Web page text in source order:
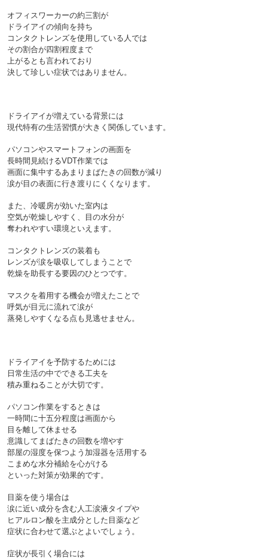
オフィスワーカーの約三割が
ドライアイの傾向を持ち
コンタクトレンズを使用している人では
その割合が四割程度まで
上がるとも言われており
決して珍しい症状ではありません。
ドライアイが増えている背景には
現代特有の生活習慣が大きく関係しています。
パソコンやスマートフォンの画面を
長時間見続けるVDT作業では
画面に集中するあまりまばたきの回数が減り
涙が目の表面に行き渡りにくくなります。
また、冷暖房が効いた室内は
空気が乾燥しやすく、目の水分が
奪われやすい環境といえます。
コンタクトレンズの装着も
レンズが涙を吸収してしまうことで
乾燥を助長する要因のひとつです。
マスクを着用する機会が増えたことで
呼気が目元に流れて涙が
ドライアイを予防するためには
日常生活の中でできる工夫を
積み重ねることが大切です。
パソコン作業をするときは
一時間に十五分程度は画面から
目を離して休ませる
意識してまばたきの回数を増やす
部屋の湿度を保つよう加湿器を活用する
こまめな水分補給を心がける
といった対策が効果的です。
目薬を使う場合は
涙に近い成分を含む人工涙液タイプや
ヒアルロン酸を主成分とした目薬など
症状に合わせて選ぶとよいでしょう。
症状が長引く場合には